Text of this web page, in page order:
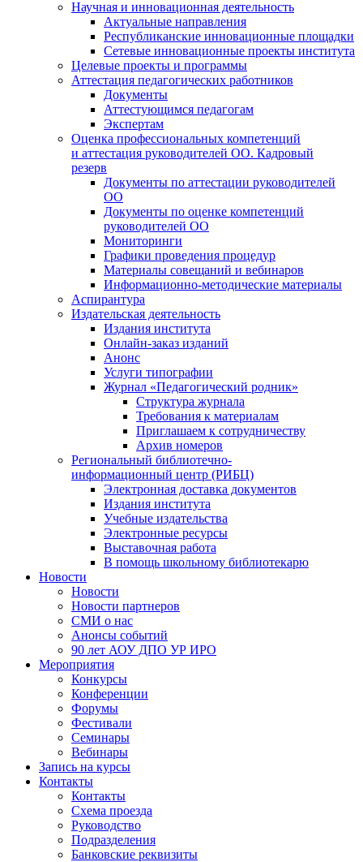
Научная и инновационная деятельность
Актуальные направления
Республиканские инновационные площадки
Сетевые инновационные проекты института
Целевые проекты и программы
Аттестация педагогических работников
Документы
Аттестующимся педагогам
Экспертам
Оценка профессиональных компетенций
и аттестация руководителей ОО. Кадровый
резерв
Документы по аттестации руководителей
ОО
Документы по оценке компетенций
руководителей ОО
Мониторинги
Графики проведения процедур
Материалы совещаний и вебинаров
Информационно-методические материалы
Аспирантура
Издательская деятельность
Издания института
Онлайн-заказ изданий
Анонс
Услуги типографии
Журнал «Педагогический родник»
Структура журнала
Требования к материалам
Приглашаем к сотрудничеству
Архив номеров
Региональный библиотечно-
информационный центр (РИБЦ)
Электронная доставка документов
Издания института
Учебные издательства
Электронные ресурсы
Выставочная работа
В помощь школьному библиотекарю
Новости
Новости
Новости партнеров
СМИ о нас
Анонсы событий
90 лет АОУ ДПО УР ИРО
Мероприятия
Конкурсы
Конференции
Форумы
Фестивали
Семинары
Вебинары
Запись на курсы
Контакты
Контакты
Схема проезда
Руководство
Подразделения
Банковские реквизиты